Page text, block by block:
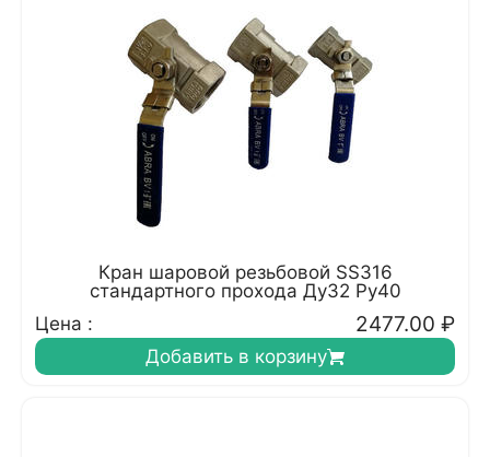
Кран шаровой резьбовой SS316
стандартного прохода Ду32 Ру40
Цена :
2477.00 ₽
Добавить в корзину